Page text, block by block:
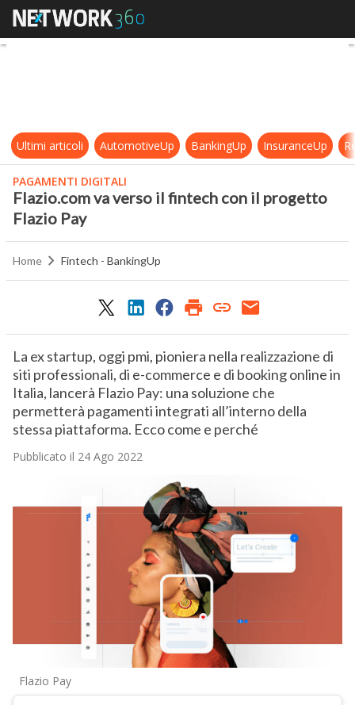
Flazio.com va verso il fintech con
Ultimi articoli AutomotiveUp BankingUp InsuranceUp
PAGAMENTI DIGITALI
Flazio.com va verso il fintech con il progetto
Flazio Pay
Home Fintech - BankingUp
La ex startup, oggi pmi, pioniera nella realizzazione di
siti professionali, di e-commerce e di booking online in
Italia, lancerà Flazio Pay: una soluzione che
permetterà pagamenti integrati all’interno della
stessa piattaforma. Ecco come e perché
Pubblicato il 24 Ago 2022
Flazio Pay